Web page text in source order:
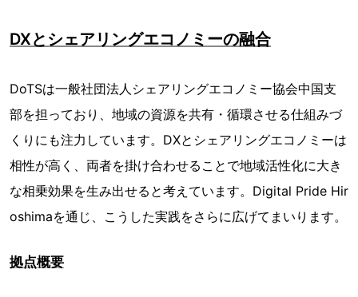
DXとシェアリングエコノミーの融合
DoTSは一般社団法人シェアリングエコノミー協会中国支
部を担っており、地域の資源を共有・循環させる仕組みづ
くりにも注力しています。DXとシェアリングエコノミーは
相性が高く、両者を掛け合わせることで地域活性化に大き
な相乗効果を生み出せると考えています。Digital Pride Hir
oshimaを通じ、こうした実践をさらに広げてまいります。
拠点概要